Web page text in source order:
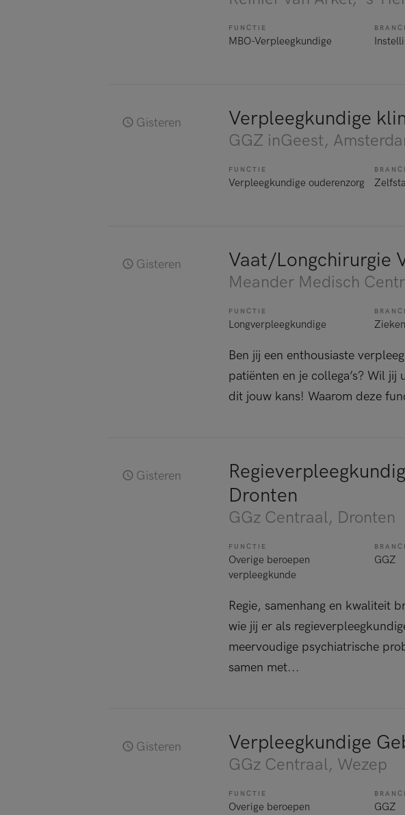
FUNCTIE
MBO-Verpleegkundige
Gisteren Verpleegkundige
GGZ inGeest,
FUNCTIE
Verpleegkundige ouderenzorg
Gisteren Vaat/Longchirurgie
Meander Medisch
FUNCTIE
Longverpleegkundige
Ben jij een enthousiaste
patiënten en je collega’s? Wil
dit jouw kans! Waarom deze
Gisteren
Dronten
GGz Centraal, Dronten
FUNCTIE
Overige beroepen
verpleegkunde
GGZ
Regie, samenhang en kwaliteit
wie jij er als
meervoudige psychiatrische
samen met...
Gisteren Verpleegkundige
GGz Centraal, Wezep
FUNCTIE
Overige beroepen
GGZ